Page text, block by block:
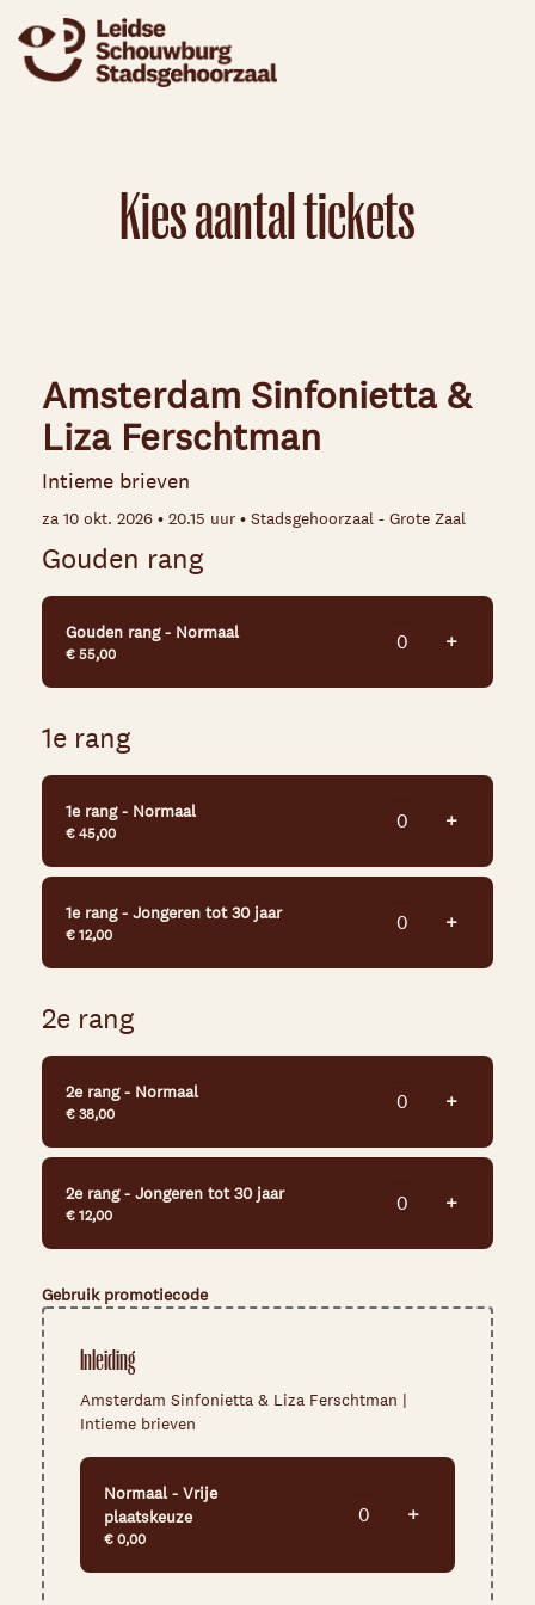
Kies aantal tickets
Amsterdam Sinfonietta &
Liza Ferschtman
Intieme brieven
za 10 okt. 2026 • 20.15 uur • Stadsgehoorzaal - Grote Zaal
Gouden rang
Gouden rang - Normaal
€ 55,00
+Voeg
1e rang
1e rang - Normaal
€ 45,00
+Voeg
1e rang - Jongeren tot 30 jaar
€ 12,00
+Voeg
2e rang
2e rang - Normaal
€ 38,00
+Voeg
2e rang - Jongeren tot 30 jaar
€ 12,00
+Voeg
Gebruik promotiecode
Inleiding
Amsterdam Sinfonietta & Liza Ferschtman |
Intieme brieven
Normaal - Vrije
plaatskeuze
€ 0,00
+Voeg ticket